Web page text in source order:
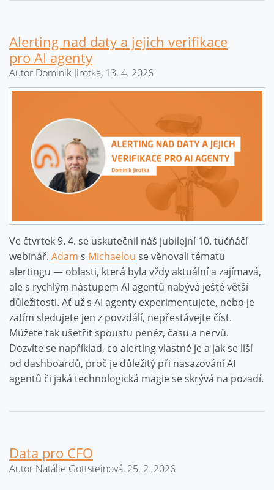
Alerting nad daty a jejich verifikace
pro AI agenty
Autor Dominik Jirotka, 13. 4. 2026
Ve čtvrtek 9. 4. se uskutečnil náš jubilejní 10. tučňáčí
webinář. Adam s Michaelou se věnovali tématu
alertingu — oblasti, která byla vždy aktuální a zajímavá,
ale s rychlým nástupem AI agentů nabývá ještě větší
důležitosti. Ať už s AI agenty experimentujete, nebo je
zatím sledujete jen z povzdálí, nepřestávejte číst.
Můžete tak ušetřit spoustu peněz, času a nervů.
Dozvíte se například, co alerting vlastně je a jak se liší
od dashboardů, proč je důležitý při nasazování AI
agentů či jaká technologická magie se skrývá na pozadí.
Data pro CFO
Autor Natálie Gottsteinová, 25. 2. 2026